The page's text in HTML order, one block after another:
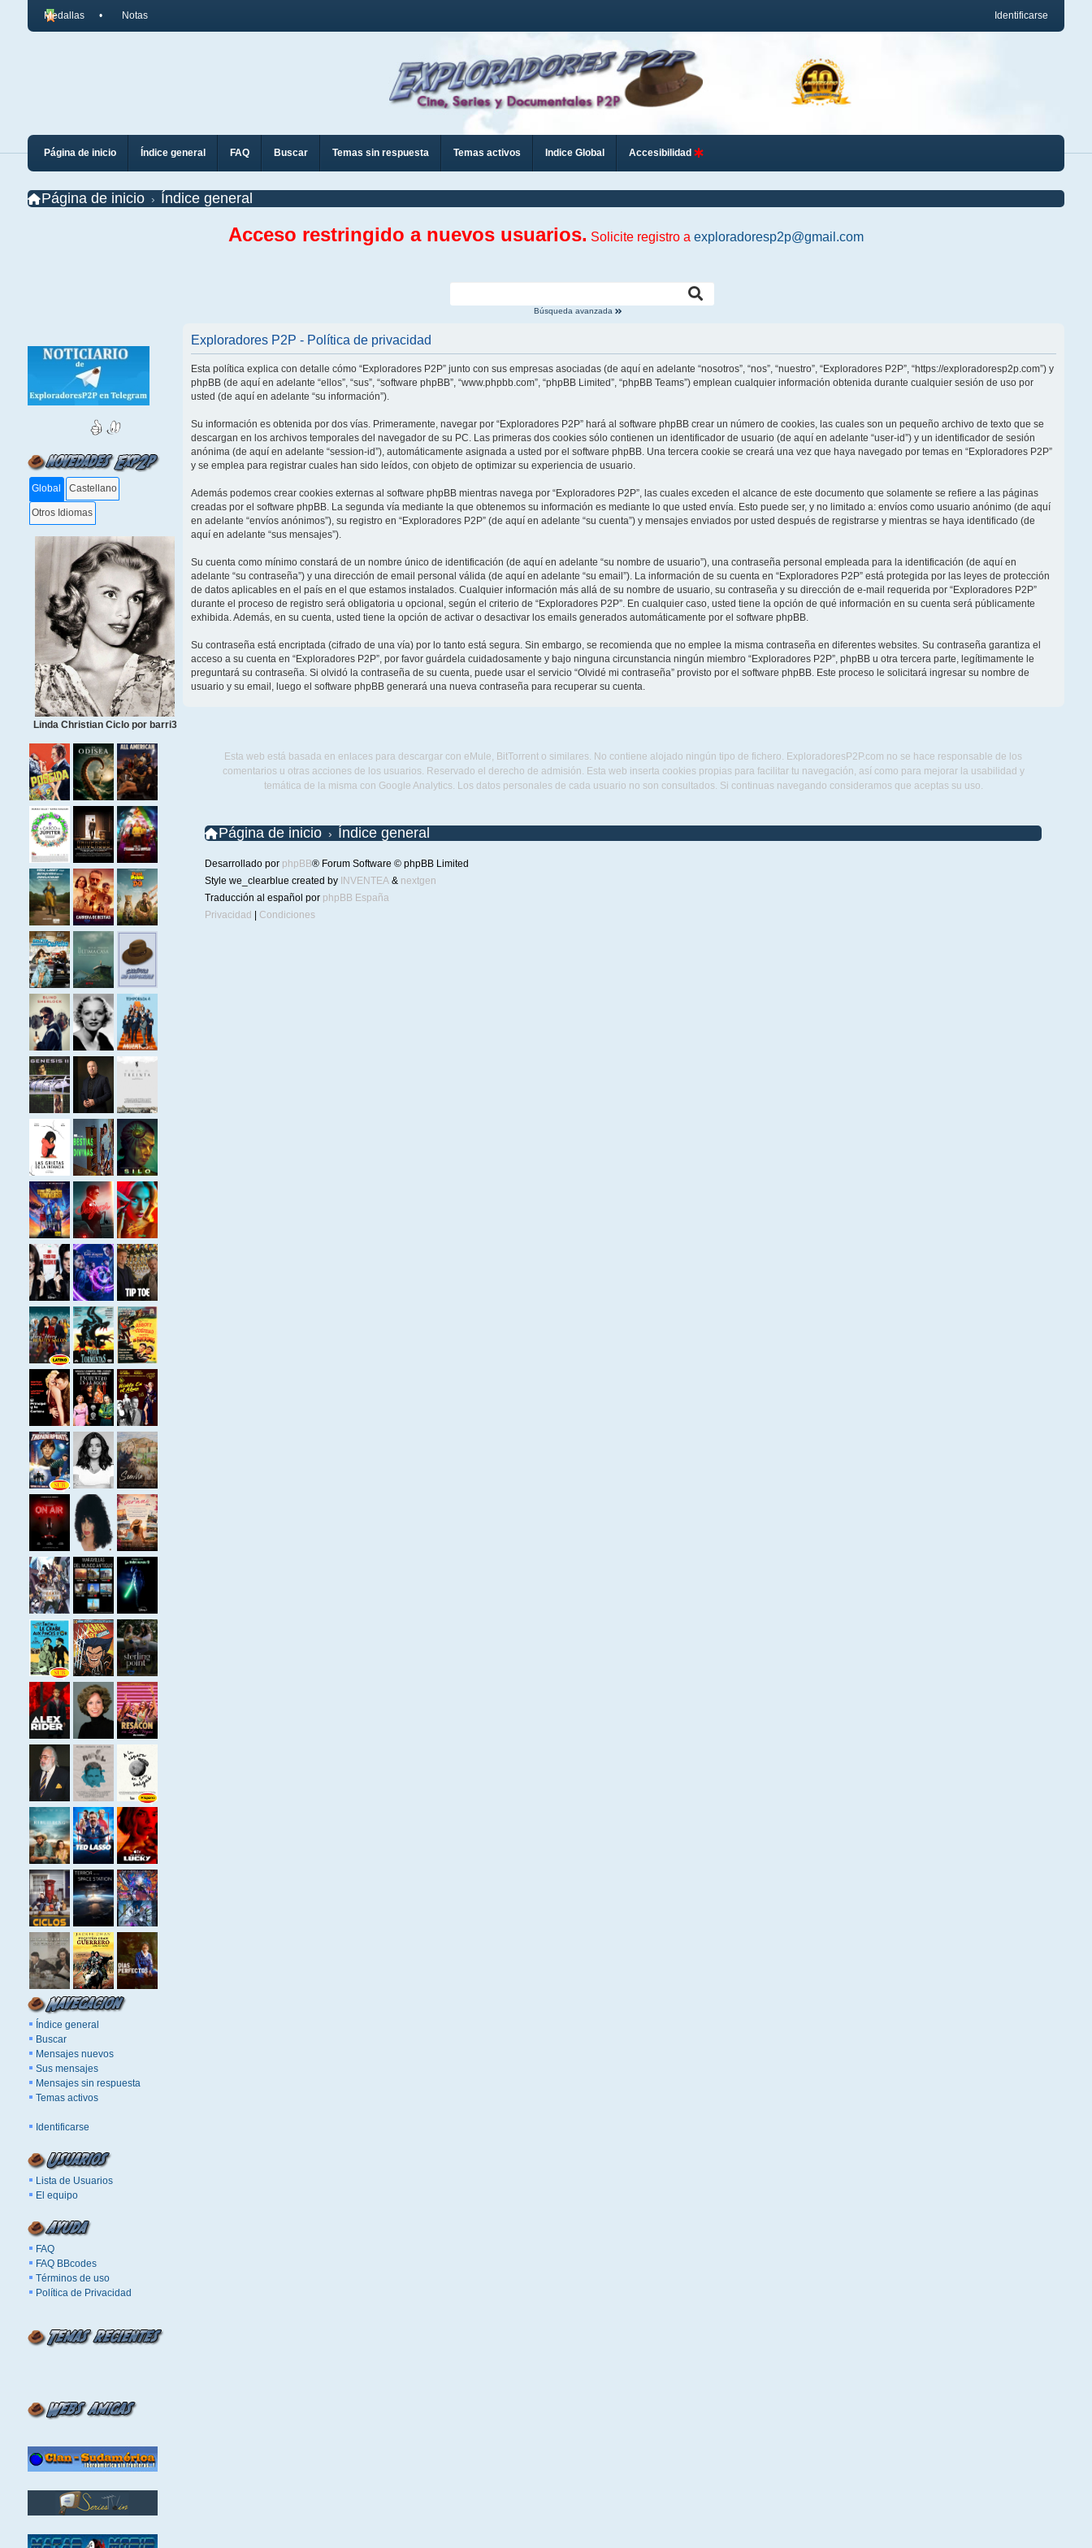
Identificarse
Medallas Notas
Página de inicio Índice general FAQ Buscar Temas sin respuesta Temas activos Indice Global Accesibilidad
Página de inicio Índice general
Acceso restringido a nuevos usuarios. Solicite registro a exploradoresp2p@gmail.com
Búsqueda avanzada
Global Castellano
Otros Idiomas
Linda Christian Ciclo por barri3
Índice general
Buscar
Mensajes nuevos
Sus mensajes
Mensajes sin respuesta
Temas activos
Identificarse
Lista de Usuarios
El equipo
FAQ
FAQ BBcodes
Términos de uso
Política de Privacidad
Exploradores P2P - Política de privacidad
Esta política explica con detalle cómo “Exploradores P2P” junto con sus empresas asociadas (de aquí en adelante “nosotros”, “nos”, “nuestro”, “Exploradores P2P”, “https://exploradoresp2p.com”) y
phpBB (de aquí en adelante “ellos”, “sus”, “software phpBB”, “www.phpbb.com”, “phpBB Limited”, “phpBB Teams”) emplean cualquier información obtenida durante cualquier sesión de uso por
usted (de aquí en adelante “su información”).
Su información es obtenida por dos vías. Primeramente, navegar por “Exploradores P2P” hará al software phpBB crear un número de cookies, las cuales son un pequeño archivo de texto que se
descargan en los archivos temporales del navegador de su PC. Las primeras dos cookies sólo contienen un identificador de usuario (de aquí en adelante “user-id”) y un identificador de sesión
anónima (de aquí en adelante “session-id”), automáticamente asignada a usted por el software phpBB. Una tercera cookie se creará una vez que haya navegado por temas en “Exploradores P2P”
y se emplea para registrar cuales han sido leídos, con objeto de optimizar su experiencia de usuario.
Además podemos crear cookies externas al software phpBB mientras navega por “Exploradores P2P”, las cuales exceden el alcance de este documento que solamente se refiere a las páginas
creadas por el software phpBB. La segunda vía mediante la que obtenemos su información es mediante lo que usted envía. Esto puede ser, y no limitado a: envíos como usuario anónimo (de aquí
en adelante “envíos anónimos”), su registro en “Exploradores P2P” (de aquí en adelante “su cuenta”) y mensajes enviados por usted después de registrarse y mientras se haya identificado (de
aquí en adelante “sus mensajes”).
Su cuenta como mínimo constará de un nombre único de identificación (de aquí en adelante “su nombre de usuario”), una contraseña personal empleada para la identificación (de aquí en
adelante “su contraseña”) y una dirección de email personal válida (de aquí en adelante “su email”). La información de su cuenta en “Exploradores P2P” está protegida por las leyes de protección
de datos aplicables en el país en el que estamos instalados. Cualquier información más allá de su nombre de usuario, su contraseña y su dirección de e-mail requerida por “Exploradores P2P”
durante el proceso de registro será obligatoria u opcional, según el criterio de “Exploradores P2P”. En cualquier caso, usted tiene la opción de qué información en su cuenta será públicamente
exhibida. Además, en su cuenta, usted tiene la opción de activar o desactivar los emails generados automáticamente por el software phpBB.
Su contraseña está encriptada (cifrado de una vía) por lo tanto está segura. Sin embargo, se recomienda que no emplee la misma contraseña en diferentes websites. Su contraseña garantiza el
acceso a su cuenta en “Exploradores P2P”, por favor guárdela cuidadosamente y bajo ninguna circunstancia ningún miembro “Exploradores P2P”, phpBB u otra tercera parte, legítimamente le
preguntará su contraseña. Si olvidó la contraseña de su cuenta, puede usar el servicio “Olvidé mi contraseña” provisto por el software phpBB. Este proceso le solicitará ingresar su nombre de
usuario y su email, luego el software phpBB generará una nueva contraseña para recuperar su cuenta.
Esta web está basada en enlaces para descargar con eMule, BitTorrent o similares. No contiene alojado ningún tipo de fichero. ExploradoresP2P.com no se hace responsable de los
comentarios u otras acciones de los usuarios. Reservado el derecho de admisión. Esta web inserta cookies propias para facilitar tu navegación, así como para mejorar la usabilidad y
temática de la misma con Google Analytics. Los datos personales de cada usuario no son consultados. Si continuas navegando consideramos que aceptas su uso.
Página de inicio Índice general
Desarrollado por phpBB® Forum Software © phpBB Limited
Style we_clearblue created by INVENTEA& nextgen
Traducción al español por phpBB España
Privacidad
Condiciones